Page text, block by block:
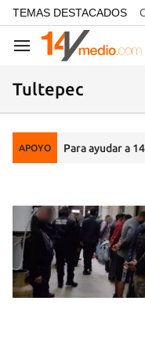
common.go-to-content
TEMAS DESTACADOS
Navegación
Tultepec
APOYO Para ayudar a